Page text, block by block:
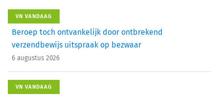
VN VANDAAG
Beroep toch ontvankelijk door ontbrekend
verzendbewijs uitspraak op bezwaar
6 augustus 2026
VN VANDAAG